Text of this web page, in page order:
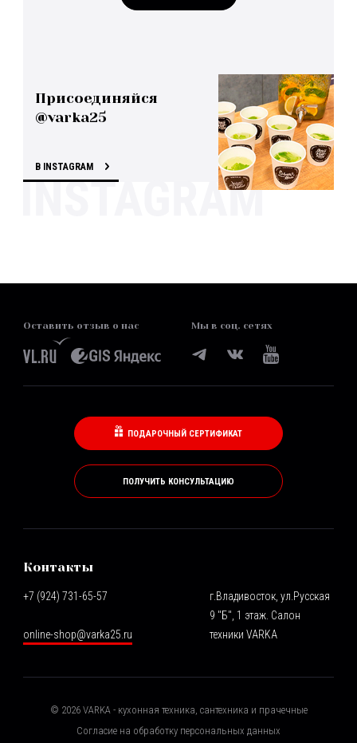
Присоединяйся
@varka25
В INSTAGRAM
Оставить отзыв о нас Мы в соц. сетях
ПОДАРОЧНЫЙ СЕРТИФИКАТ
ПОЛУЧИТЬ КОНСУЛЬТАЦИЮ
Контакты
+7 (924) 731-65-57
online-shop@varka25.ru
г.Владивосток, ул.Русская
9 "Б", 1 этаж. Салон
техники VARKA
© 2026VARKA - кухонная техника, сантехника и прачечные
Согласие на обработку персональных данных